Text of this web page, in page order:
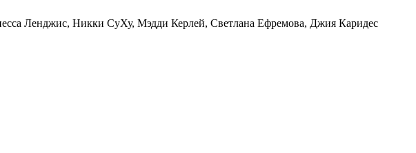
Ленджис, Никки СуХу, Мэдди Керлей, Светлана Ефремова, Джия Каридес